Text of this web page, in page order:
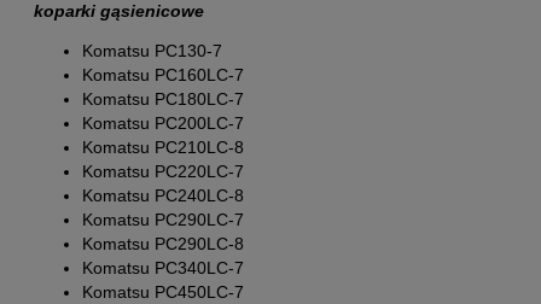
koparki gąsienicowe
Komatsu PC130-7
Komatsu PC160LC-7
Komatsu PC180LC-7
Komatsu PC200LC-7
Komatsu PC210LC-8
Komatsu PC220LC-7
Komatsu PC240LC-8
Komatsu PC290LC-7
Komatsu PC290LC-8
Komatsu PC340LC-7
Komatsu PC450LC-7